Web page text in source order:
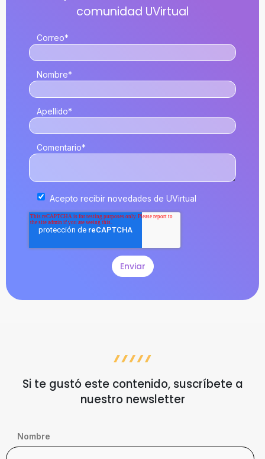
Correo*
Nombre*
Apellido*
Comentario*
Acepto recibir novedades de UVirtual
Si te gustó este contenido, suscríbete a
nuestro newsletter
Nombre